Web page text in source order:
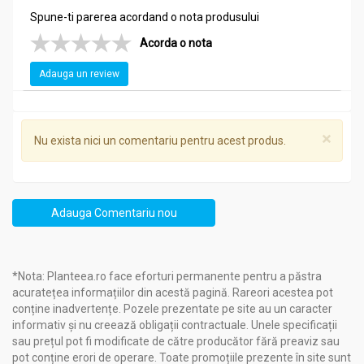
Spune-ti parerea acordand o nota produsului
Acorda o nota
Adauga un review
×
Nu exista nici un comentariu pentru acest produs.
Adauga Comentariu nou
*Nota: Planteea.ro face eforturi permanente pentru a păstra
acuratețea informațiilor din acestă pagină. Rareori acestea pot
conține inadvertențe. Pozele prezentate pe site au un caracter
informativ și nu creează obligații contractuale. Unele specificații
sau prețul pot fi modificate de către producător fără preaviz sau
pot conține erori de operare. Toate promoțiile prezente în site sunt